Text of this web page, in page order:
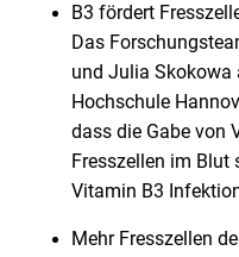
B3 fördert
Das
und Julia Skokowa
Hochschule
dass die Gabe von
Fresszellen im Blut
Vitamin B3
Mehr Fresszellen